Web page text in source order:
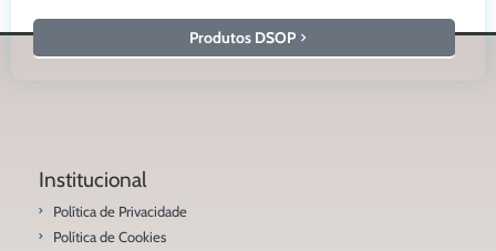
Produtos DSOP
Institucional
Política de Privacidade
Política de Cookies